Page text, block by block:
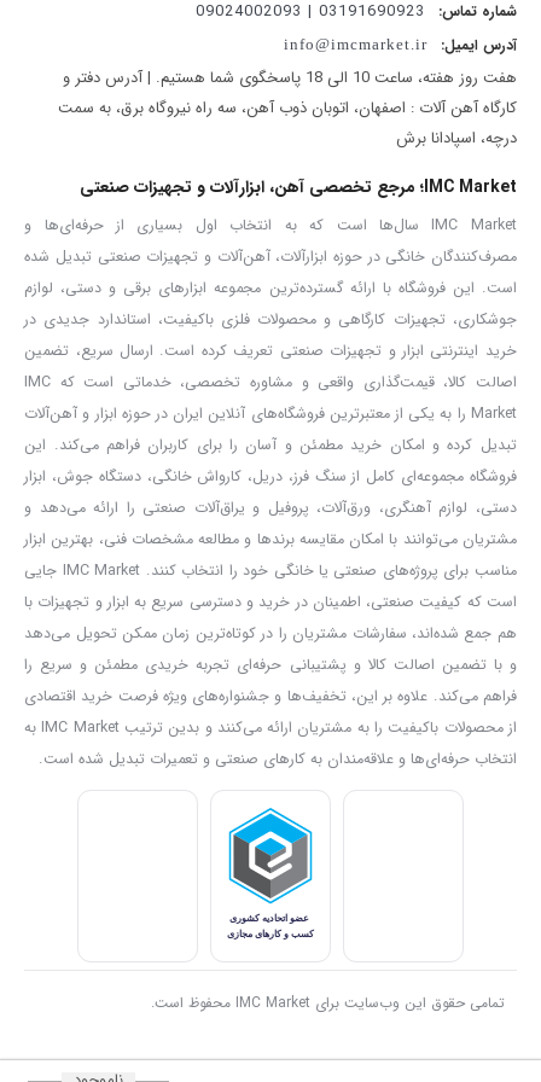
شماره تماس: 03191690923 | 09024002093
آدرس ایمیل: info@imcmarket.ir
هفت روز هفته، ساعت 10 الی 18 پاسخگوی شما هستیم. | آدرس دفتر و
کارگاه آهن آلات : اصفهان، اتوبان ذوب آهن، سه راه نیروگاه برق، به سمت
درچه، اسپادانا برش
IMC Market؛ مرجع تخصصی آهن، ابزارآلات و تجهیزات صنعتی
IMC Market سال‌ها است که به انتخاب اول بسیاری از حرفه‌ای‌ها و
مصرف‌کنندگان خانگی در حوزه ابزارآلات، آهن‌آلات و تجهیزات صنعتی تبدیل شده
است. این فروشگاه با ارائه گسترده‌ترین مجموعه ابزارهای برقی و دستی، لوازم
جوشکاری، تجهیزات کارگاهی و محصولات فلزی باکیفیت، استاندارد جدیدی در
خرید اینترنتی ابزار و تجهیزات صنعتی تعریف کرده است. ارسال سریع، تضمین
اصالت کالا، قیمت‌گذاری واقعی و مشاوره تخصصی، خدماتی است که IMC
Market را به یکی از معتبرترین فروشگاه‌های آنلاین ایران در حوزه ابزار و آهن‌آلات
تبدیل کرده و امکان خرید مطمئن و آسان را برای کاربران فراهم می‌کند. این
فروشگاه مجموعه‌ای کامل از سنگ فرز، دریل، کارواش خانگی، دستگاه جوش، ابزار
دستی، لوازم آهنگری، ورق‌آلات، پروفیل و یراق‌آلات صنعتی را ارائه می‌دهد و
مشتریان می‌توانند با امکان مقایسه برندها و مطالعه مشخصات فنی، بهترین ابزار
مناسب برای پروژه‌های صنعتی یا خانگی خود را انتخاب کنند. IMC Market جایی
است که کیفیت صنعتی، اطمینان در خرید و دسترسی سریع به ابزار و تجهیزات با
هم جمع شده‌اند، سفارشات مشتریان را در کوتاه‌ترین زمان ممکن تحویل می‌دهد
و با تضمین اصالت کالا و پشتیبانی حرفه‌ای تجربه خریدی مطمئن و سریع را
فراهم می‌کند. علاوه بر این، تخفیف‌ها و جشنواره‌های ویژه فرصت خرید اقتصادی
از محصولات باکیفیت را به مشتریان ارائه می‌کنند و بدین ترتیب IMC Market به
انتخاب حرفه‌ای‌ها و علاقه‌مندان به کارهای صنعتی و تعمیرات تبدیل شده است.
تمامی حقوق این وب‌سایت برای IMC Market محفوظ است.